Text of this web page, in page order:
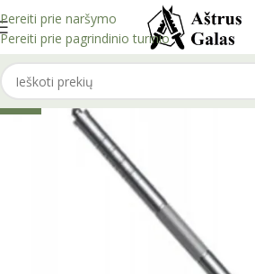
Pereiti prie naršymo
Pereiti prie pagrindinio turinio